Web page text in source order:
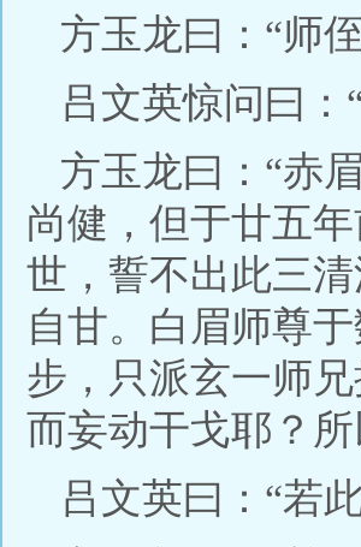
方玉龙曰：“师
吕文英惊问曰：
方玉龙曰：“赤
尚健，但于廿五
世，誓不出此三
自甘。白眉师尊
步，只派玄一师
而妄动干戈耶？
吕文英曰：“若